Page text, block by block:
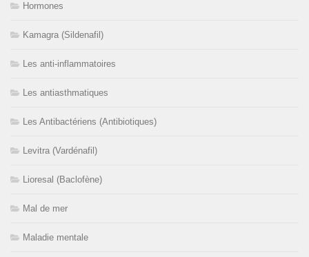
Hormones
Kamagra (Sildenafil)
Les anti-inflammatoires
Les antiasthmatiques
Les Antibactériens (Antibiotiques)
Levitra (Vardénafil)
Lioresal (Baclofène)
Mal de mer
Maladie mentale